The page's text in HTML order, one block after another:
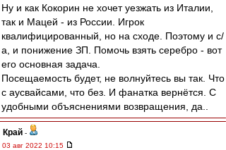
Ну и как Кокорин не хочет уезжать из Италии,
так и Мацей - из России. Игрок
квалифицированный, но на сходе. Поэтому и с/
а, и понижение ЗП. Помочь взять серебро - вот
его основная задача.
Посещаемость будет, не волнуйтесь вы так. Что
с аусвайсами, что без. И фанатка вернётся. С
удобными объяснениями возвращения, да..
Край -
03 авг 2022 10:15